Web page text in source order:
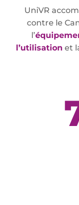
UniVR
contre le
l’
l’utilisation et